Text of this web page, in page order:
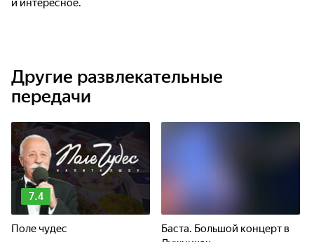
и интересное.
Другие развлекательные
передачи
7.4
Поле чудес
Баста. Большой концерт в